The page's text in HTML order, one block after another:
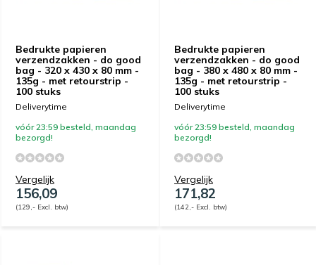
Bedrukte papieren
verzendzakken - do good
bag - 320 x 430 x 80 mm -
135g - met retourstrip -
100 stuks
Deliverytime
vóór 23:59 besteld, maandag
bezorgd!
Vergelijk
156,09
(129,- Excl. btw)
Bedrukte papieren
verzendzakken - do good
bag - 380 x 480 x 80 mm -
135g - met retourstrip -
100 stuks
Deliverytime
vóór 23:59 besteld, maandag
bezorgd!
Vergelijk
171,82
(142,- Excl. btw)